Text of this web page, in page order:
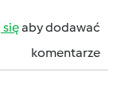
sięaby dodawać
komentarze